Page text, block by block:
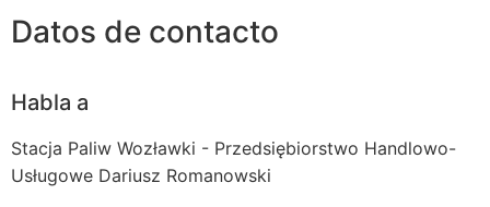
Datos de contacto
Habla a
Stacja Paliw Wozławki - Przedsiębiorstwo Handlowo-
Usługowe Dariusz Romanowski